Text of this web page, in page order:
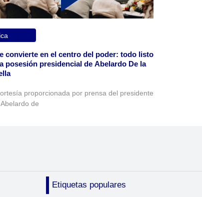
convierte en el centro del poder: todo listo
posesión presidencial de Abelardo De la
proporcionada por prensa del presidente
de
Etiquetas populares